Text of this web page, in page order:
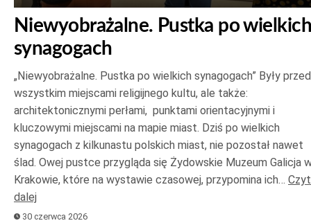
Niewyobrażalne. Pustka po wielkich
synagogach
„Niewyobrażalne. Pustka po wielkich synagogach” Były
wszystkim miejscami religijnego kultu, ale także:
architektonicznymi perłami, punktami orientacyjnymi i
kluczowymi miejscami na mapie miast. Dziś po wielkich
synagogach z kilkunastu polskich miast, nie pozostał nawet
ślad. Owej pustce przygląda się Żydowskie Muzeum Galicja
Krakowie, które na wystawie czasowej, przypomina ich…
dalej
30 czerwca 2026